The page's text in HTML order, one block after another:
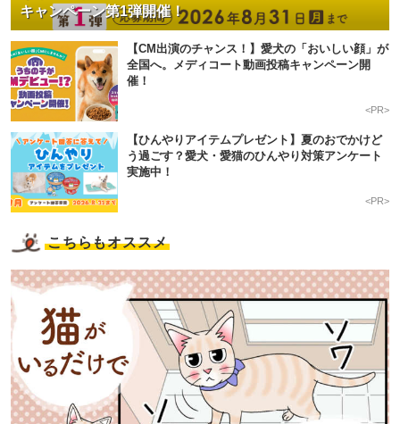
キャンペーン第1弾開催！
【CM出演のチャンス！】愛犬の「おいしい顔」が
全国へ。メディコート動画投稿キャンペーン開
催！
<PR>
【ひんやりアイテムプレゼント】夏のおでかけど
う過ごす？愛犬・愛猫のひんやり対策アンケート
実施中！
<PR>
こちらもオススメ